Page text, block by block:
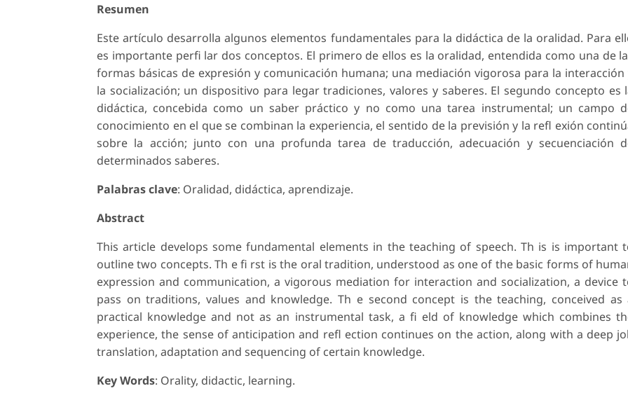
Resumen
Este artículo desarrolla algunos elementos fundamentales para la didáctica de la oralidad. Para
es importante perfi lar dos conceptos. El primero de ellos es la oralidad, entendida como una de
formas básicas de expresión y comunicación humana; una mediación vigorosa para la interacción
la socialización; un dispositivo para legar tradiciones, valores y saberes. El segundo concepto es
didáctica, concebida como un saber práctico y no como una tarea instrumental; un campo
conocimiento en el que se combinan la experiencia, el sentido de la previsión y la refl exión
sobre la acción; junto con una profunda tarea de traducción, adecuación y secuenciación
determinados saberes.
Palabras clave: Oralidad, didáctica, aprendizaje.
Abstract
This article develops some fundamental elements in the teaching of speech. Th is is important
outline two concepts. Th e fi rst is the oral tradition, understood as one of the basic forms of
expression and communication, a vigorous mediation for interaction and socialization, a device
pass on traditions, values and knowledge. Th e second concept is the teaching, conceived as
practical knowledge and not as an instrumental task, a fi eld of knowledge which combines
experience, the sense of anticipation and refl ection continues on the action, along with a deep
translation, adaptation and sequencing of certain knowledge.
Key Words: Orality, didactic, learning.